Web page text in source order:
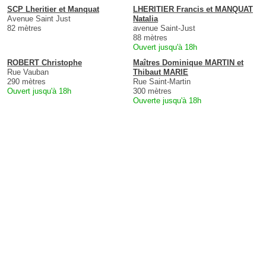
SCP Lheritier et Manquat
Avenue Saint Just
82 mètres
LHERITIER Francis et MANQUAT
Natalia
avenue Saint-Just
88 mètres
Ouvert jusqu'à 18h
ROBERT Christophe
Rue Vauban
290 mètres
Ouvert jusqu'à 18h
Maîtres Dominique MARTIN et
Thibaut MARIE
Rue Saint-Martin
300 mètres
Ouverte jusqu'à 18h